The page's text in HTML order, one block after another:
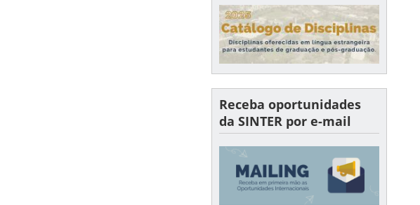
Receba oportunidades
da SINTER por e-mail